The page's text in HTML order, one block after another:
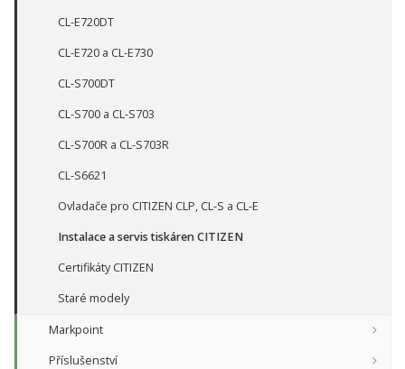
CL-E720DT
CL-E720 a CL-E730
CL-S700DT
CL-S700 a CL-S703
CL-S700R a CL-S703R
CL-S6621
Ovladače pro CITIZEN CLP, CL-S a CL-E
Instalace a servis tiskáren CITIZEN
Certifikáty CITIZEN
Staré modely
Markpoint
Příslušenství